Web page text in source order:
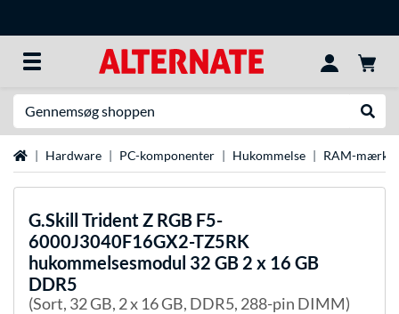
StartsideHardware PC-komponenter Hukommelse RAM-mærker
G.Skill Trident Z RGB F5-
6000J3040F16GX2-TZ5RK
hukommelsesmodul 32 GB 2 x 16 GB
DDR5
(Sort, 32 GB, 2 x 16 GB, DDR5, 288-pin DIMM)